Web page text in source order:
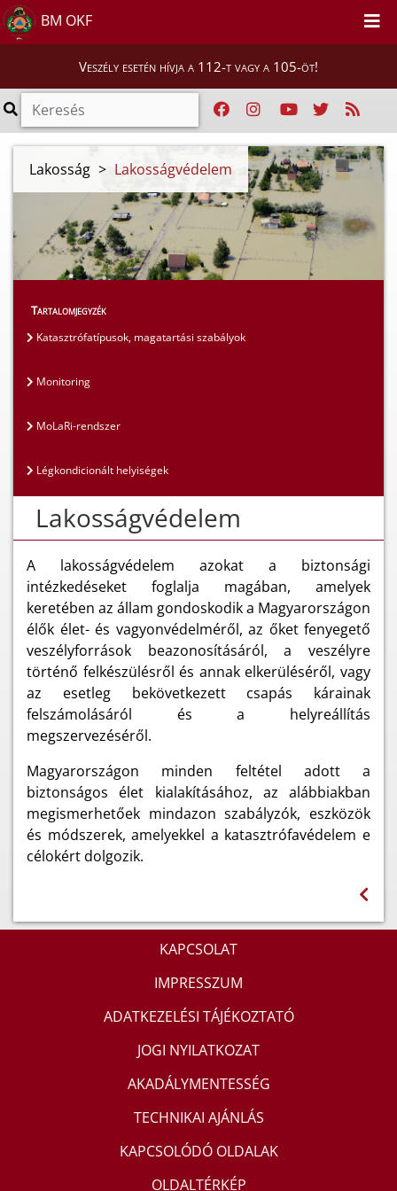
BM OKF
Veszély esetén hívja a 112-t vagy a 105-öt!
Lakosság > Lakosságvédelem
Tartalomjegyzék
Katasztrófatípusok, magatartási szabályok
Monitoring
MoLaRi-rendszer
Légkondicionált helyiségek
Lakosságvédelem
A lakosságvédelem azokat a biztonsági
intézkedéseket foglalja magában, amelyek
keretében az állam gondoskodik a Magyarországon
élők élet- és vagyonvédelméről, az őket fenyegető
veszélyforrások beazonosításáról, a veszélyre
történő felkészülésről és annak elkerüléséről, vagy
az esetleg bekövetkezett csapás kárainak
felszámolásáról és a helyreállítás
megszervezéséről.
Magyarországon minden feltétel adott a
biztonságos élet kialakításához, az alábbiakban
megismerhetőek mindazon szabályzók, eszközök
és módszerek, amelyekkel a katasztrófavédelem e
célokért dolgozik.
KAPCSOLAT
IMPRESSZUM
ADATKEZELÉSI TÁJÉKOZTATÓ
JOGI NYILATKOZAT
AKADÁLYMENTESSÉG
TECHNIKAI AJÁNLÁS
KAPCSOLÓDÓ OLDALAK
OLDALTÉRKÉP